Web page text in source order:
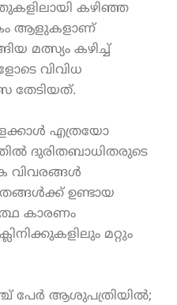
കഴിഞ്ഞ
ആളുകളാണ്
മത്സ്യം കഴിച്ച്
വിവിധ
തേടിയത്.
എത്രയോ
ദുരിതബാധിതരുടെ
വിവരങ്ങൾ
ഉണ്ടായ
കാരണം
മറ്റും
പേർ ആശുപത്രിയിൽ;